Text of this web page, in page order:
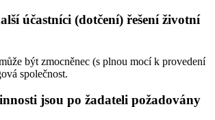
účastníci (dotčení) řešení životní
být zmocněnec (s plnou mocí k provedení
společnost.
jsou po žadateli požadovány